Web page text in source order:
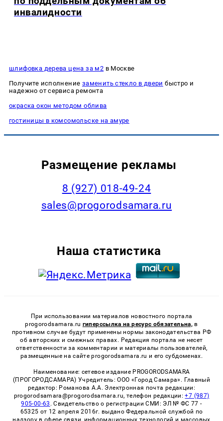
инвалидности
шлифовка дерева цена за м2 в Москве
Получите исполнение заменить стекло в двери быстро и
надежно от сервиса ремонта
окраска окон методом облива
гостиницы в комсомольске на амуре
Размещение рекламы
8 (927) 018-49-24
sales@progorodsamara.ru
Наша статистика
При использовании материалов новостного портала
progorodsamara.ru гиперссылка на ресурс обязательна, в
противном случае будут применены нормы законодательства РФ
об авторских и смежных правах. Редакция портала не несет
ответственности за комментарии и материалы пользователей,
размещенные на сайте progorodsamara.ru и его субдоменах.
Наименование: сетевое издание PROGORODSAMARA
(ПРОГОРОДСАМАРА) Учредитель: ООО «Город Самара». Главный
редактор: Романова А.А. Электронная почта редакции:
progorodsamara@progorodsamara.ru, телефон редакции:+7 (987)
905-00-63 . Свидетельство о регистрации СМИ: ЭЛ № ФС 77 -
65325 от 12 апреля 2016г. выдано Федеральной службой по
надзору в сфере связи, информационных технологий и массовых